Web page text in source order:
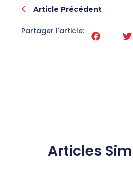
Article Précédent
Partager l'article:
Articles